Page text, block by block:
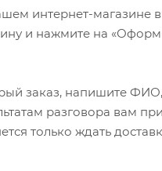
интернет-магазине
и нажмите на
заказ, напишите
разговора вам
только ждать